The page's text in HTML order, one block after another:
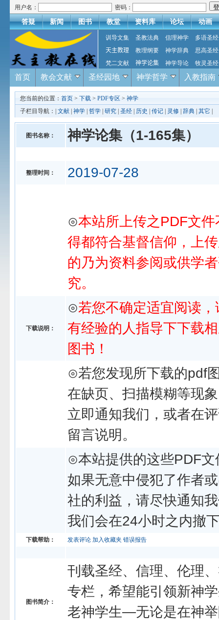
用户名： 密码：
答疑 新闻 图书 教堂 资料库 论坛 动画
训导文集 圣教法典 信理神学
多语圣经
天主教理
教理纲要 神学辞典
思高圣经
梵二文献
神学论集 神学导论 牧灵圣经
首页 教会文献 圣经园地 神学哲学 入教指南
您当前的位置： 首页 > 下载 > PDF专区 > 神学
子栏目导航：| 文献 神学 哲学 研究 圣经 历史 传记 灵修 辞典 其它
图书名称： 神学论集（1-165集）
整理时间： 2019-07-28
⊙本站所上传之PDF文件
得都符合基督信仰，上
的乃为资料参阅或供学
究。
下载说明：
⊙若您不确定适宜阅读，
有经验的人指导下下载
图书！
⊙若您发现所下载的pdf
在缺页、扫描模糊等现
立即通知我们，或者在
留言说明。
⊙本站提供的这些PDF文
如果无意中侵犯了作者
社的利益，请尽快通知
我们会在24小时之内撤
下载帮助： 发表评论 加入收藏夹 错误报告
图书简介：
刊载圣经、信理、伦理
专栏，希望能引领新神
老神学生—无论是在神